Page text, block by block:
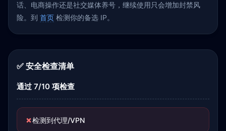
话、电商操作还是社交媒体养号，继续使用只会增加封禁风
险。到 首页 检测你的备选 IP。
✅ 安全检查清单
通过 7/10 项检查
✗检测到代理/VPN